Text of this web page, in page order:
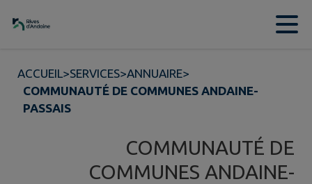
Contenu
ACCUEIL>SERVICES>ANNUAIRE>
COMMUNAUTÉ DE COMMUNES ANDAINE-
PASSAIS
COMMUNAUTÉ DE
COMMUNES ANDAINE-